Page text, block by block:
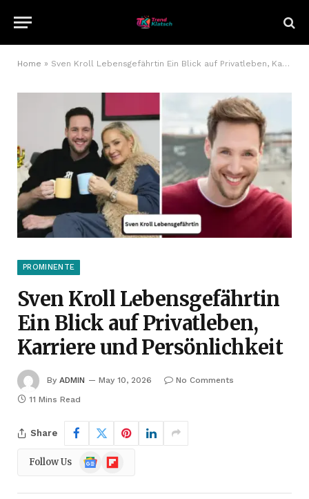
Home » Sven Kroll Lebensgefährtin Ein Blick auf Privatleben, Karriere und Persönlichkeit
PROMINENTE
Sven Kroll Lebensgefährtin
Ein Blick auf Privatleben,
Karriere und Persönlichkeit
By ADMIN May 10, 2026
No Comments
11 Mins Read
Share
Follow Us
Google
News
Flipboard